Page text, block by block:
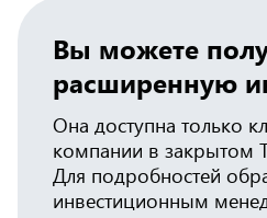
Вы можете
расширенную
Она доступна только
компании в закрытом
Для подробностей
инвестиционным